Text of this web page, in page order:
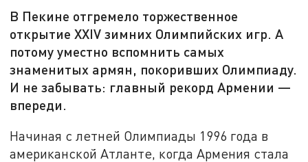
В Пекине отгремело торжественное
открытие XXIV зимних Олимпийских игр. А
потому уместно вспомнить самых
знаменитых армян, покоривших Олимпиаду.
И не забывать: главный рекорд Армении —
впереди.
Начиная с летней Олимпиады 1996 года в
американской Атланте, когда Армения стала